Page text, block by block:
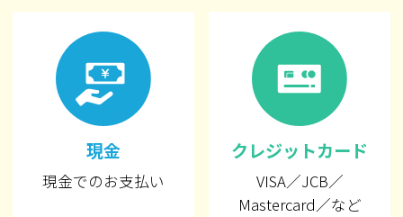
現金
現金でのお支払い
クレジットカード
VISA／JCB／
Mastercard／など